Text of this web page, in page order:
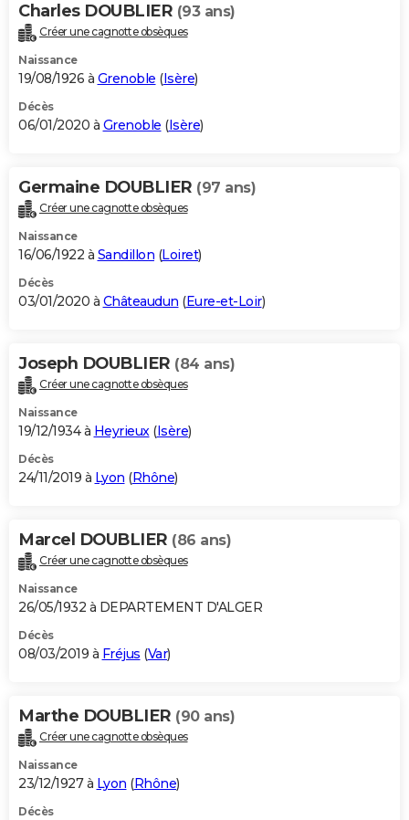
Charles DOUBLIER (93 ans)
Créer une cagnotte obsèques
Naissance
19/08/1926 à Grenoble (Isère)
Décès
06/01/2020 à Grenoble (Isère)
Germaine DOUBLIER (97 ans)
Créer une cagnotte obsèques
Naissance
16/06/1922 à Sandillon (Loiret)
Décès
03/01/2020 à Châteaudun (Eure-et-Loir)
Joseph DOUBLIER (84 ans)
Créer une cagnotte obsèques
Naissance
19/12/1934 à Heyrieux(Isère)
Décès
24/11/2019 à Lyon (Rhône)
Marcel DOUBLIER (86 ans)
Créer une cagnotte obsèques
Naissance
26/05/1932 à DEPARTEMENT D'ALGER
Décès
08/03/2019 à Fréjus (Var)
Marthe DOUBLIER (90 ans)
Créer une cagnotte obsèques
Naissance
23/12/1927 à Lyon (Rhône)
Décès